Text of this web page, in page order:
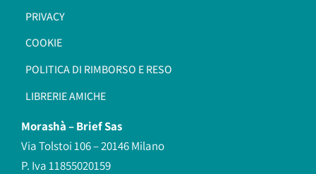
PRIVACY
COOKIE
POLITICA DI RIMBORSO E RESO
LIBRERIE AMICHE
Morashà –Brief Sas
Via Tolstoi 106 – 20146 Milano
P. Iva 11855020159